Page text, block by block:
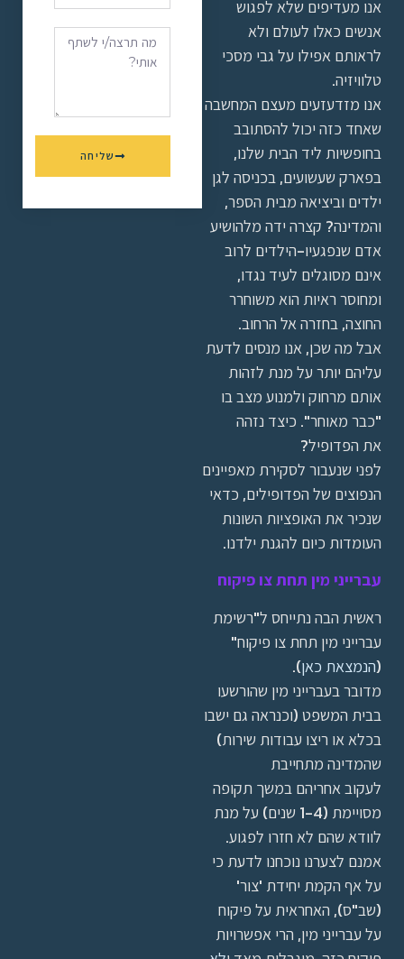
אנו מעדיפים שלא לפגוש
אנשים כאלו לעולם ולא
לראותם אפילו על גבי מסכי
טלוויזיה.
אנו מזדעזעים מעצם המחשבה
שאחד כזה יכול להסתובב
בחופשיות ליד הבית שלנו,
בפארק שעשועים, בכניסה לגן
ילדים וביציאה מבית הספר,
והמדינה? קצרה ידה מלהושיע
אדם שנפגעיו-הילדים לרוב
אינם מסוגלים לעיד נגדו,
ומחוסר ראיות הוא משוחרר
החוצה, בחזרה אל הרחוב.
אבל מה שכן, אנו מנסים לדעת
עליהם יותר על מנת לזהות
אותם מרחוק ולמנוע מצב בו
"כבר מאוחר". כיצד נזהה
את הפדופיל?
לפני שנעבור לסקירת מאפיינים
הנפוצים של הפדופילים, כדאי
שנכיר את האופציות השונות
העומדות כיום להגנת ילדנו.
עברייני מין תחת צו פיקוח
ראשית הבה נתייחס ל"רשימת
עברייני מין תחת צו פיקוח"
(הנמצאת כאן).
מדובר בעברייני מין שהורשעו
בבית המשפט (וכנראה גם ישבו
בכלא או ריצו עבודות שירות)
שהמדינה מתחייבת
לעקוב אחריהם במשך תקופה
מסויימת (1-4 שנים) על מנת
לוודא שהם לא חזרו לפגוע.
אמנם לצערנו נוכחנו לדעת כי
על אף הקמת יחידת 'צור'
(שב"ס), האחראית על פיקוח
על עברייני מין, הרי אפשרויות
שליחה